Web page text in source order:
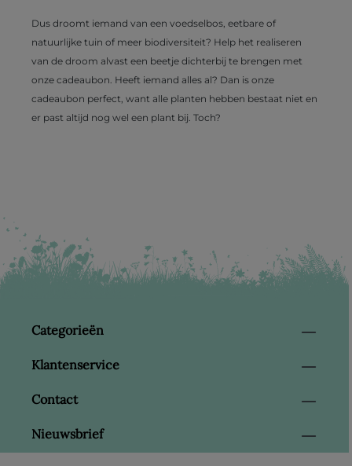
Dus droomt iemand van een voedselbos, eetbare of
natuurlijke tuin of meer biodiversiteit? Help het realiseren
van de droom alvast een beetje dichterbij te brengen met
onze cadeaubon. Heeft iemand alles al? Dan is onze
cadeaubon perfect, want alle planten hebben bestaat niet en
er past altijd nog wel een plant bij. Toch?
Categorieën
Klantenservice
Contact
Nieuwsbrief